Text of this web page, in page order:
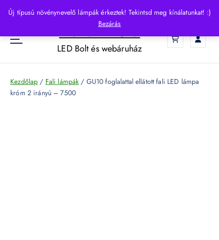
Új típusú növénynevelő lámpák érkeztek! Tekintsd meg kínálatunkat! :)
Bezárás
p
o
HelloLED.hu
LED Bolt és webáruház
Kezdőlap / Fali lámpák / GU10 foglalattal ellátott fali LED lámpa
króm 2 irányú – 7500